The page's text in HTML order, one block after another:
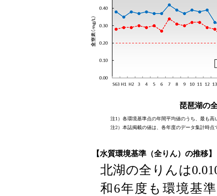
琵琶湖の
注1）各環境基準点の年間平均値のうち、最も高
注2）本誌掲載の値は、各年度のデータ集計時点
【水質環境基準（全りん）の推移】
北湖の全りんは
和6年度も環境基